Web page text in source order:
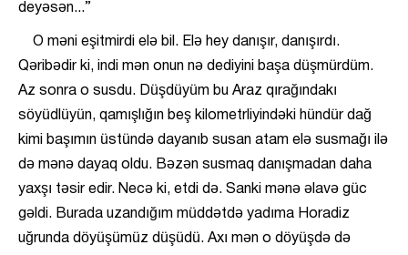
deyəsən...”
O məni eşitmirdi elə bil. Elə hey danışır, danışırdı.
Qəribədir ki, indi mən onun nə dediyini başa düşmürdüm.
Az sonra o susdu. Düşdüyüm bu Araz qırağındakı
söyüdlüyün, qamışlığın beş kilometrliyindəki hündür dağ
kimi başımın üstündə dayanıb susan atam elə susmağı ilə
də mənə dayaq oldu. Bəzən susmaq danışmadan daha
yaxşı təsir edir. Necə ki, etdi də. Sanki mənə əlavə güc
gəldi. Burada uzandığım müddətdə yadıma Horadiz
uğrunda döyüşümüz düşüdü. Axı mən o döyüşdə də